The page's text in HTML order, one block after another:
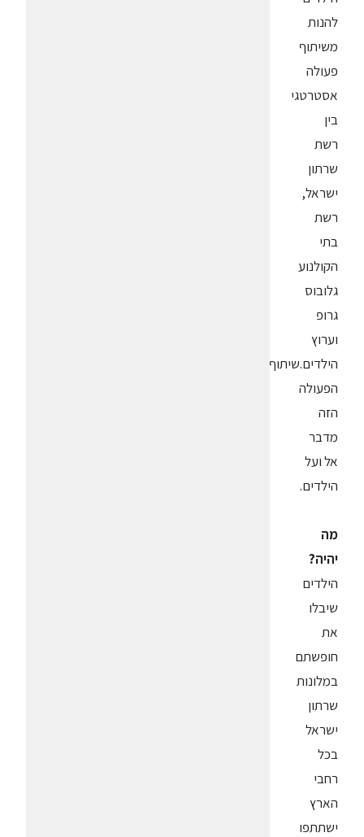
להנות
משיתוף
פעולה
אסטרטגי
בין
רשת
שרתון
ישראל,
רשת
בתי
הקולנוע
גלובוס
גרופ
וערוץ
הילדים.שיתוף
הפעולה
הזה
מדבר
אל ועל
הילדים.
מה
יהיה?
הילדים
שיבלו
את
חופשתם
במלונות
שרתון
ישראל
בכל
רחבי
הארץ
ישתתפו